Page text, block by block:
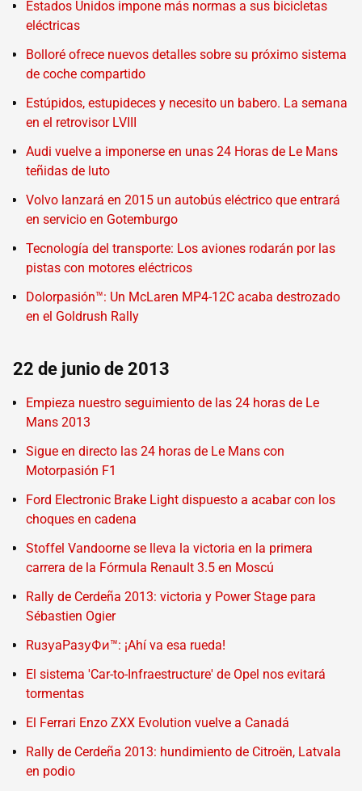
Estados Unidos impone más normas a sus bicicletas
eléctricas
Bolloré ofrece nuevos detalles sobre su próximo sistema
de coche compartido
Estúpidos, estupideces y necesito un babero. La semana
en el retrovisor LVIII
Audi vuelve a imponerse en unas 24 Horas de Le Mans
teñidas de luto
Volvo lanzará en 2015 un autobús eléctrico que entrará
en servicio en Gotemburgo
Tecnología del transporte: Los aviones rodarán por las
pistas con motores eléctricos
Dolorpasión™: Un McLaren MP4-12C acaba destrozado
en el Goldrush Rally
22 de junio de 2013
Empieza nuestro seguimiento de las 24 horas de Le
Mans 2013
Sigue en directo las 24 horas de Le Mans con
Motorpasión F1
Ford Electronic Brake Light dispuesto a acabar con los
choques en cadena
Stoffel Vandoorne se lleva la victoria en la primera
carrera de la Fórmula Renault 3.5 en Moscú
Rally de Cerdeña 2013: victoria y Power Stage para
Sébastien Ogier
RuзуaPaзуФи™: ¡Ahí va esa rueda!
El sistema 'Car-to-Infraestructure' de Opel nos evitará
tormentas
El Ferrari Enzo ZXX Evolution vuelve a Canadá
Rally de Cerdeña 2013: hundimiento de Citroën, Latvala
en podio